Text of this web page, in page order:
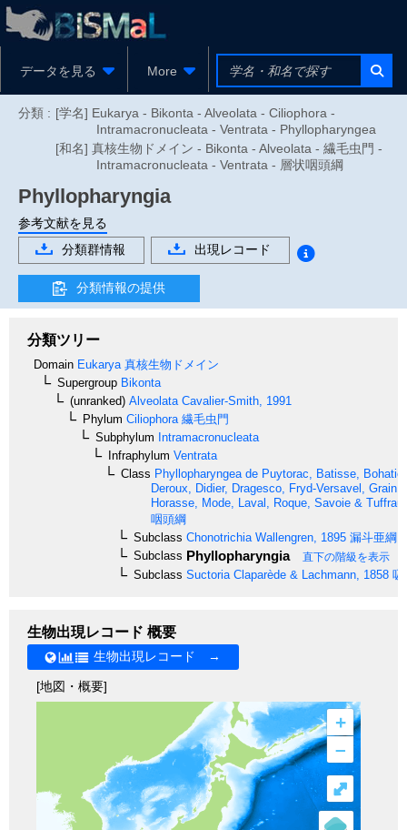
データを見る More
分類 : [学名] Eukarya - Bikonta - Alveolata - Ciliophora -
Intramacronucleata - Ventrata - Phyllopharyngea
[和名] 真核生物ドメイン - Bikonta - Alveolata - 繊毛虫門 -
Intramacronucleata - Ventrata - 層状咽頭綱
Phyllopharyngia
参考文献を見る
分類群情報
出現レコード
分類情報の提供
分類ツリー
Domain Eukarya 真核生物ドメイン
Supergroup Bikonta
(unranked) Alveolata Cavalier-Smith, 1991
Phylum Ciliophora 繊毛虫門
Subphylum Intramacronucleata
Infraphylum Ventrata
Class Phyllopharyngea de Puytorac, Batisse,
Deroux, Didier, Dragesco, Fryd-Versavel, Grain,
Horasse, Mode, Laval, Roque, Savoie &
咽頭綱
Subclass Chonotrichia Wallengren, 1895 漏斗亜綱
Subclass Phyllopharyngia 直下の階級を表示
Subclass Suctoria Claparède & Lachmann, 1858 吸
生物出現レコード 概要
生物出現レコード →
[地図・概要]
+
–
⤢